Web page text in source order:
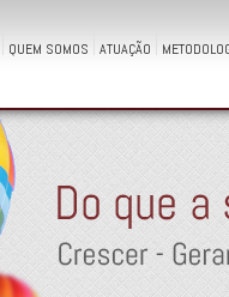
QUEM SOMOS ATUAÇÃO